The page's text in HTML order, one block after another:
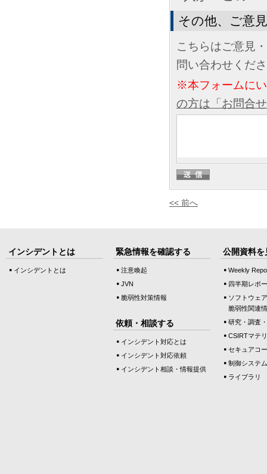
その他、ご意
こちらはご意見
問い合わせくだ
※本フォームに
の方は「お問合
<< 前へ
インシデントとは
インシデントとは
緊急情報を確認する
注意喚起
JVN
脆弱性対策情報
依頼・相談する
インシデント対応とは
インシデント対応依頼
インシデント相談・情報提供
公開資料を
Weekly
四半期レポ
ソフトウェ
脆弱性関連
研究・調査
CSIRTマテ
セキュアコ
制御システ
ライブラリ